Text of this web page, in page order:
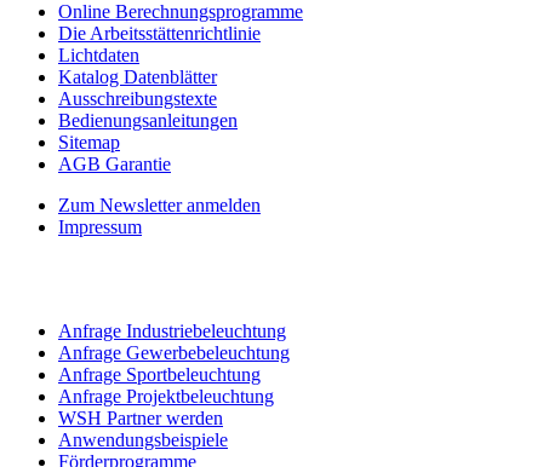
Online Berechnungsprogramme
Die Arbeitsstättenrichtlinie
Lichtdaten
Katalog Datenblätter
Ausschreibungstexte
Bedienungsanleitungen
Sitemap
AGB Garantie
Zum Newsletter anmelden
Impressum
Anfrage Industriebeleuchtung
Anfrage Gewerbebeleuchtung
Anfrage Sportbeleuchtung
Anfrage Projektbeleuchtung
WSH Partner werden
Anwendungsbeispiele
Förderprogramme